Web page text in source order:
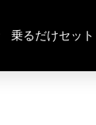
乗るだけセット